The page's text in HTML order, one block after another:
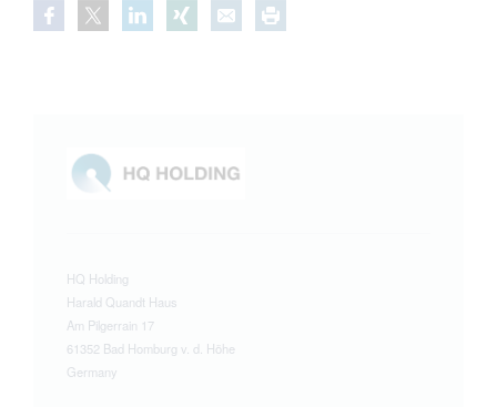
HQ Holding
Harald Quandt Haus
Am Pilgerrain 17
61352 Bad Homburg v. d. Höhe
Germany